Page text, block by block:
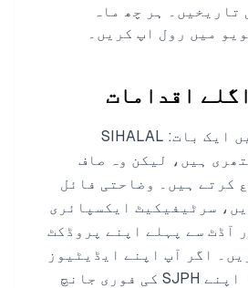
تاریخیں۔ ہر چھ ماہ
میں رول اپ کریں۔
اقدامات
2025 کے بارے میں ایک بات: SIHALAL
ہیں، لیکن وہ صاف
کرتے ہیں۔ وضاحتی فائل
سرٹیفیکیٹ ایکسپائری
آڈٹ سے پہلے اپنے پروڈکٹ
اگر آپ اپنے ایڈیٹیوز
پر ذہنی جانچ یا اپنے SJPH کی فوری جانچ